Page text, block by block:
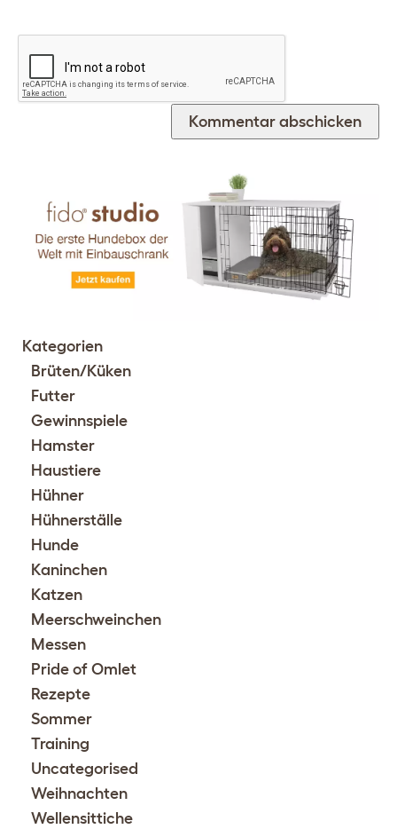
Kategorien
Brüten/Küken
Futter
Gewinnspiele
Hamster
Haustiere
Hühner
Hühnerställe
Hunde
Kaninchen
Katzen
Meerschweinchen
Messen
Pride of Omlet
Rezepte
Sommer
Training
Uncategorised
Weihnachten
Wellensittiche